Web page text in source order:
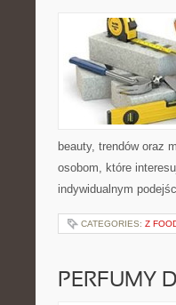
beauty, trendów oraz
osobom, które
indywidualnym
CATEGORIES: Z
PERFUMY